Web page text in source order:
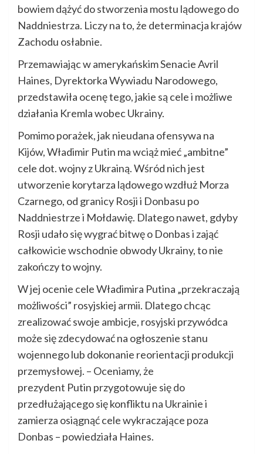
bowiem dążyć do stworzenia mostu lądowego do
Naddniestrza. Liczy na to, że determinacja krajów
Zachodu osłabnie.
Przemawiając w amerykańskim Senacie Avril
Haines, Dyrektorka Wywiadu Narodowego,
przedstawiła ocenę tego, jakie są cele i możliwe
działania Kremla wobec Ukrainy.
Pomimo porażek, jak nieudana ofensywa na
Kijów, Władimir Putin ma wciąż mieć „ambitne”
cele dot. wojny z Ukrainą. Wśród nich jest
utworzenie korytarza lądowego wzdłuż Morza
Czarnego, od granicy Rosji i Donbasu po
Naddniestrze i Mołdawię. Dlatego nawet, gdyby
Rosji udało się wygrać bitwę o Donbas i zająć
całkowicie wschodnie obwody Ukrainy, to nie
zakończy to wojny.
W jej ocenie cele Władimira Putina „przekraczają
możliwości” rosyjskiej armii. Dlatego chcąc
zrealizować swoje ambicje, rosyjski przywódca
może się zdecydować na ogłoszenie stanu
wojennego lub dokonanie reorientacji produkcji
przemysłowej. – Oceniamy, że
prezydent Putin przygotowuje się do
przedłużającego się konfliktu na Ukrainie i
zamierza osiągnąć cele wykraczające poza
Donbas – powiedziała Haines.